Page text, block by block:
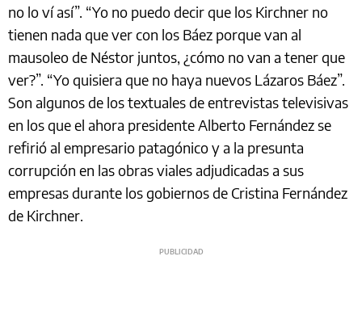
no lo ví así”. “Yo no puedo decir que los Kirchner no
tienen nada que ver con los Báez porque van al
mausoleo de Néstor juntos, ¿cómo no van a tener que
ver?”. “Yo quisiera que no haya nuevos Lázaros Báez”.
Son algunos de los textuales de entrevistas televisivas
en los que el ahora presidente Alberto Fernández se
refirió al empresario patagónico y a la presunta
corrupción en las obras viales adjudicadas a sus
empresas durante los gobiernos de Cristina Fernández
de Kirchner.